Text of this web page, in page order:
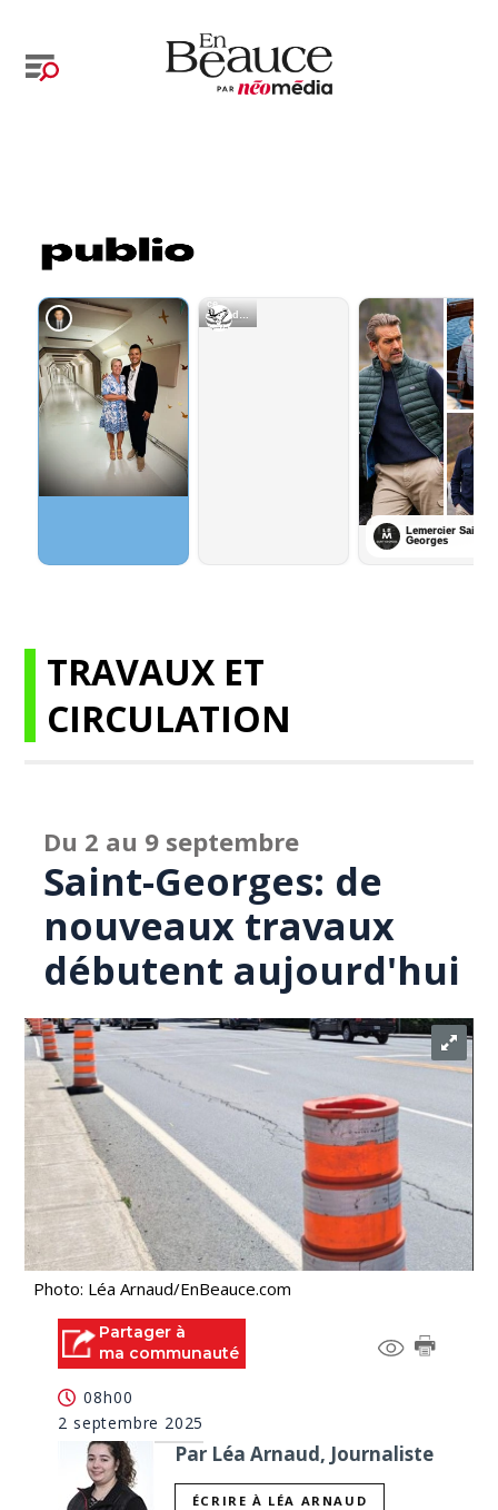
TRAVAUX ET
CIRCULATION
Du 2 au 9 septembre
Saint-Georges: de
nouveaux travaux
débutent aujourd'hui
Photo: Léa Arnaud/EnBeauce.com
Partager à
ma communauté
08h00
2 septembre 2025
Par Léa Arnaud, Journaliste
ÉCRIRE À LÉA ARNAUD